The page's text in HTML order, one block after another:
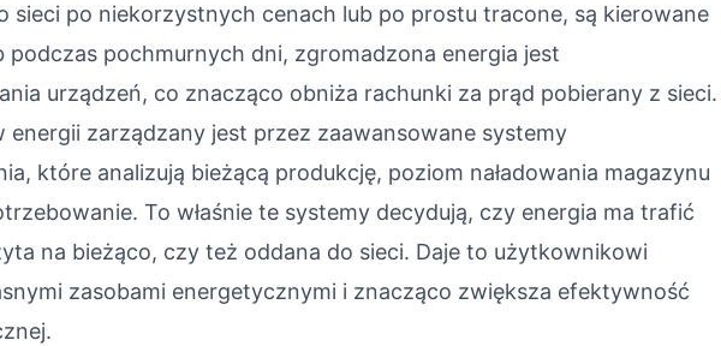
sieci po niekorzystnych cenach lub po prostu tracone, są kierowane
podczas pochmurnych dni, zgromadzona energia jest
urządzeń, co znacząco obniża rachunki za prąd pobierany z sieci.
energii zarządzany jest przez zaawansowane systemy
które analizują bieżącą produkcję, poziom naładowania magazynu
To właśnie te systemy decydują, czy energia ma trafić
na bieżąco, czy też oddana do sieci. Daje to użytkownikowi
zasobami energetycznymi i znacząco zwiększa efektywność